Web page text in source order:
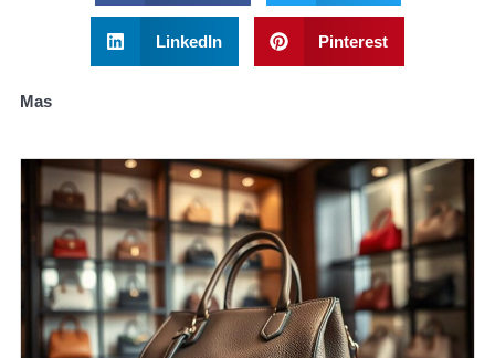
LinkedIn Pinterest
Mas